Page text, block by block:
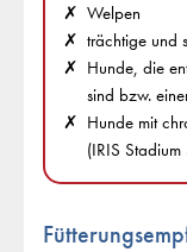
Welpen
trächtige und
Hunde, die
sind bzw.
Hunde mit
(IRIS